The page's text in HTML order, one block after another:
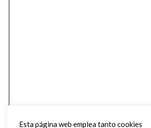
Esta página web emplea tanto cookies